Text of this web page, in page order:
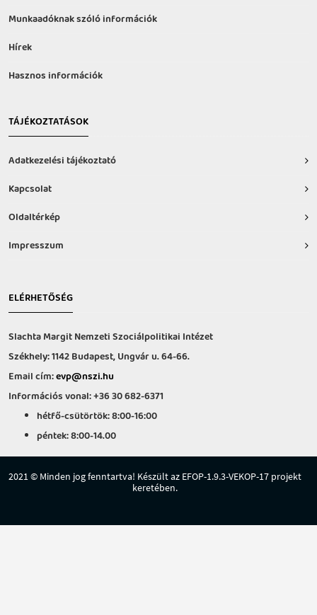
Munkaadóknak szóló információk
Hírek
Hasznos információk
TÁJÉKOZTATÁSOK
Adatkezelési tájékoztató
Kapcsolat
Oldaltérkép
Impresszum
ELÉRHETŐSÉG
Slachta Margit Nemzeti Szociálpolitikai Intézet
Székhely: 1142 Budapest, Ungvár u. 64-66.
Email cím:evp@nszi.hu
Információs vonal: +36 30 682-6371
hétfő-csütörtök: 8:00-16:00
péntek: 8:00-14.00
2021 © Minden jog fenntartva! Készült az EFOP-1.9.3-VEKOP-17 projekt
keretében.